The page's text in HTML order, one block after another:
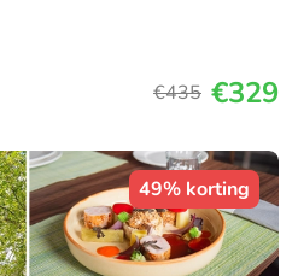
€435 €329
49% korting